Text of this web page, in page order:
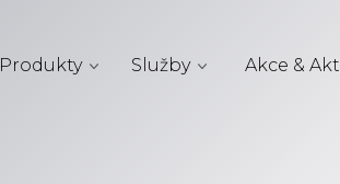
Produkty Služby Akce &